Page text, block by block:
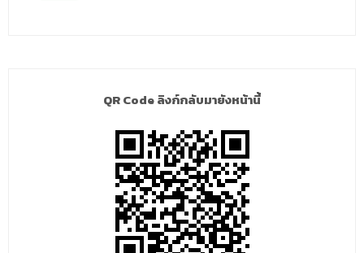
QR Code ลิงก์กลับมายังหน้านี้